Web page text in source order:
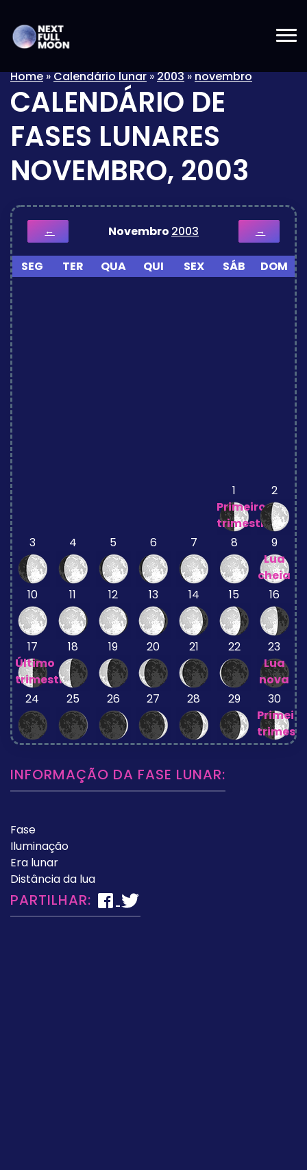
Home»Calendário lunar»2003»novembro
CALENDÁRIO DE
FASES LUNARES
NOVEMBRO, 2003
← Novembro 2003 →
SEG TER QUA QUI SEX SÁB DOM
1
Primeiro
trimestre
2
3 4 5 6 7 8
9
Lua
cheia
10
11 12 13 14 15 16
17
Último
trimestre
18 19 20 21 22
23
Lua
nova
24
25 26 27 28 29
30
Primeiro
INFORMAÇÃO DA FASE LUNAR:
Fase
Iluminação
Era lunar
Distância da lua
PARTILHAR: